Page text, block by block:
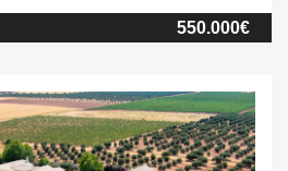
renunciar a la comodidad de la
550.000€